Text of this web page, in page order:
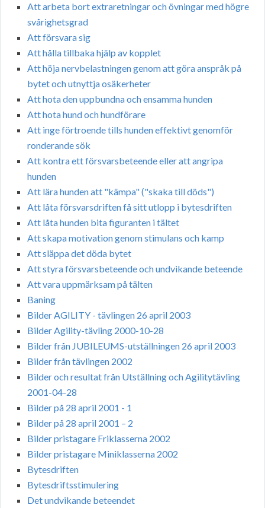
Att arbeta bort extraretningar och övningar med högre
svårighetsgrad
Att försvara sig
Att hålla tillbaka hjälp av kopplet
Att höja nervbelastningen genom att göra anspråk på
bytet och utnyttja osäkerheter
Att hota den uppbundna och ensamma hunden
Att hota hund och hundförare
Att inge förtroende tills hunden effektivt genomför
ronderande sök
Att kontra ett försvarsbeteende eller att angripa
hunden
Att lära hunden att "kämpa" ("skaka till döds")
Att låta försvarsdriften få sitt utlopp i bytesdriften
Att låta hunden bita figuranten i tältet
Att skapa motivation genom stimulans och kamp
Att släppa det döda bytet
Att styra försvarsbeteende och undvikande beteende
Att vara uppmärksam på tälten
Baning
Bilder AGILITY - tävlingen 26 april 2003
Bilder Agility-tävling 2000-10-28
Bilder från JUBILEUMS-utställningen 26 april 2003
Bilder från tävlingen 2002
Bilder och resultat från Utställning och Agilitytävling
2001-04-28
Bilder på 28 april 2001 - 1
Bilder på 28 april 2001 – 2
Bilder pristagare Friklasserna 2002
Bilder pristagare Miniklasserna 2002
Bytesdriften
Bytesdriftsstimulering
Det undvikande beteendet